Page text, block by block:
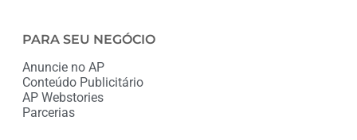
PARA SEU NEGÓCIO
Anuncie no AP
Conteúdo Publicitário
AP Webstories
Parcerias